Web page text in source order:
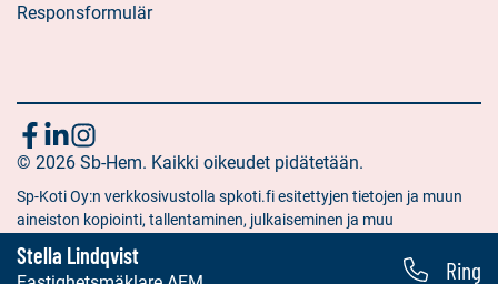
Stella Lindqvist Ring
Responsformulär
Följ
oss
Sociala
media:
facebook
Sociala
media:
linkedin
Sociala
media:
instagram
© 2026 Sb-Hem. Kaikki oikeudet pidätetään.
Sp-Koti Oy:n verkkosivustolla spkoti.fi esitettyjen tietojen ja muun
aineiston kopiointi, tallentaminen, julkaiseminen ja muu
ilman Sp-Koti Oy:n antamaa kirjallista lupaa.